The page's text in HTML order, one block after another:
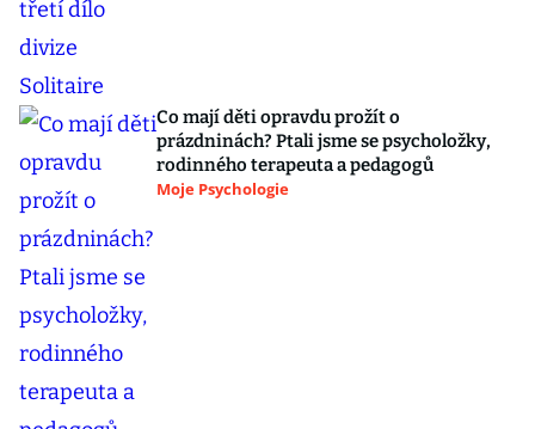
Co mají děti opravdu prožít o
prázdninách? Ptali jsme se psycholožky,
rodinného terapeuta a pedagogů
Moje Psychologie